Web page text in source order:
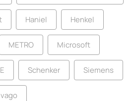
Haniel Henkel
METRO Microsoft
Schenker Siemens